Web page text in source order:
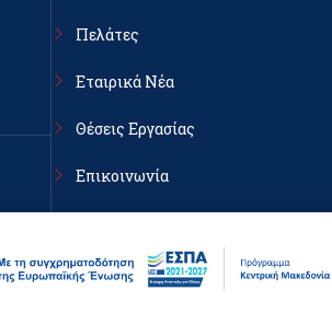
Πελάτες
Εταιρικά Νέα
Θέσεις Εργασίας
Επικοινωνία